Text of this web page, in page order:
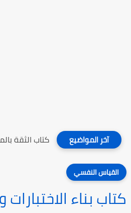
آخر المواضيع كتاب الثقة
القياس النفسي
كتاب بناء